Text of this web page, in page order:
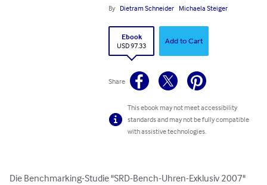
By Dietram Schneider Michaela Steiger
Ebook
USD 97.33
Add to Cart
Share
This ebook may not meet accessibility
standards and may not be fully compatible
with assistive technologies.
Die Benchmarking-Studie "SRD-Bench-Uhren-Exklusiv 2007"